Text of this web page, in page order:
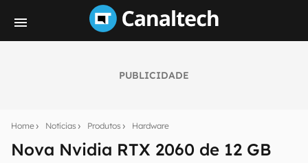
PUBLICIDADE
Home Notícias Produtos Hardware
Nova Nvidia RTX 2060 de 12 GB
notícias e reviews sobre tecnologia em primeira